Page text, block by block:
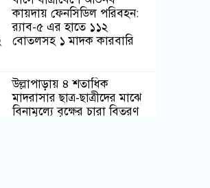
কায়দায় ফেনসিডিল পরিবহন:
র‍্যাব-৫ এর হাতে ১১২
বোতলসহ ১ মাদক কারবারি
উল্লাপাড়ায় ৪ শতাধিক
মাদরাসার ছাত্র-ছাত্রীদের মাঝে
বিনামূল্যে বৃক্ষের চারা বিতরণ